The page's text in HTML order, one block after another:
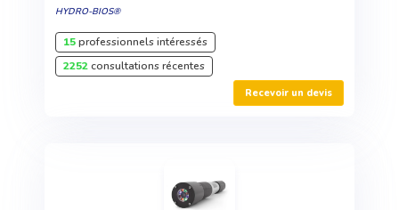
HYDRO-BIOS®
15professionnels intéressés
2252consultations récentes
Recevoir un devis